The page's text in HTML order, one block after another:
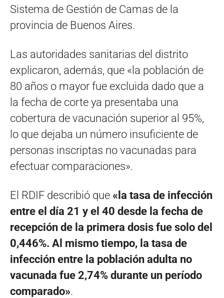
Sistema de Gestión de Camas de la
provincia de Buenos Aires.
Las autoridades sanitarias del distrito
explicaron, además, que «la población de
80 años o mayor fue excluida dado que a
la fecha de corte ya presentaba una
cobertura de vacunación superior al 95%,
lo que dejaba un número insuficiente de
personas inscriptas no vacunadas para
efectuar comparaciones».
El RDIF describió que «la tasa de infección
entre el día 21 y el 40 desde la fecha de
recepción de la primera dosis fue solo del
0,446%. Al mismo tiempo, la tasa de
infección entre la población adulta no
vacunada fue 2,74% durante un período
comparado».